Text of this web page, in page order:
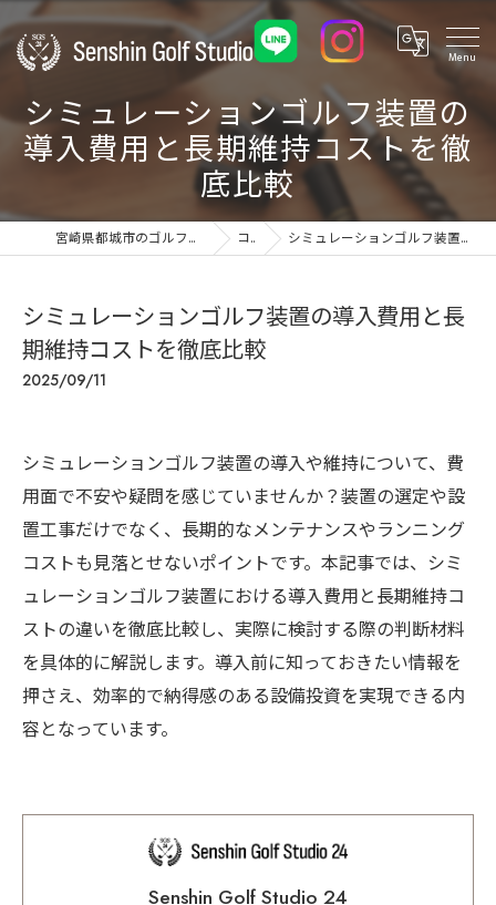
シミュレーションゴルフ装置の
導入費用と長期維持コストを徹
底比較
宮崎県都城市のゴルフ練習場ならSenshin Golf Studio 24 コラム シミュレーションゴルフ装置の導入費用と長期維持コストを徹底比較
シミュレーションゴルフ装置の導入費用と長
期維持コストを徹底比較
2025/09/11
シミュレーションゴルフ装置の導入や維持について、費
用面で不安や疑問を感じていませんか？装置の選定や設
置工事だけでなく、長期的なメンテナンスやランニング
コストも見落とせないポイントです。本記事では、シミ
ュレーションゴルフ装置における導入費用と長期維持コ
ストの違いを徹底比較し、実際に検討する際の判断材料
を具体的に解説します。導入前に知っておきたい情報を
押さえ、効率的で納得感のある設備投資を実現できる内
容となっています。
Senshin Golf Studio 24